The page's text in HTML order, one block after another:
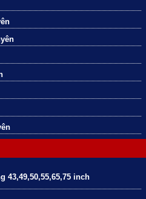
43,49,50,55,65,75 inch